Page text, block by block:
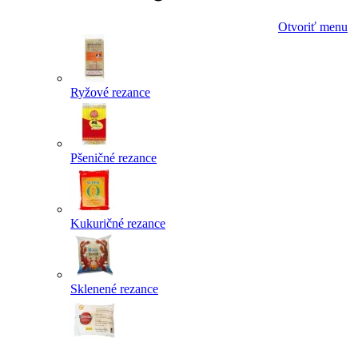
Otvoriť menu
Ryžové rezance
Pšeničné rezance
Kukuričné rezance
Sklenené rezance